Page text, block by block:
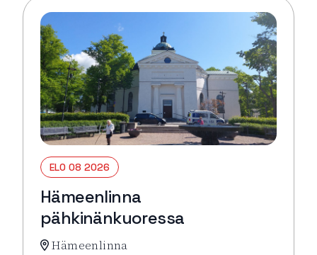
ELO 08 2026
Hämeenlinna
pähkinänkuoressa
Hämeenlinna